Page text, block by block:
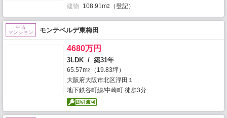
建物
108.91m2 （登記）
中古
マンション
モンテベルデ東梅田
4680万円
3LDK / 築31年
65.57m2
（19.83坪）
大阪府大阪市北区浮田１
地下鉄谷町線/中崎町 徒歩3分